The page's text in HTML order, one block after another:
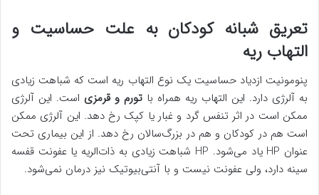
تعریق شبانه کودکان به علت حساسیت و
التهاب ریه
پنومونیت ازدیاد حساسیت یک نوع التهاب ریه است که شباهت زیادی
به آلرژی دارد. این التهاب ریه همراه با تورم و قرمزی است. این آلرژی
ممکن است در اثر تنفس گرد و غبار یا کپک رخ دهد. این آلرژی ممکن
است هم در کودکان و هم در بزرگ‌سالان رخ دهد. از این بیماری تحت
عنوان HP یاد می‌شود. HP شباهت زیادی به ذات‌الریه یا عفونت قفسه
سینه دارد، ولی عفونت نیست و با آنتی‌بیوتیک نیز درمان نمی‌شود.